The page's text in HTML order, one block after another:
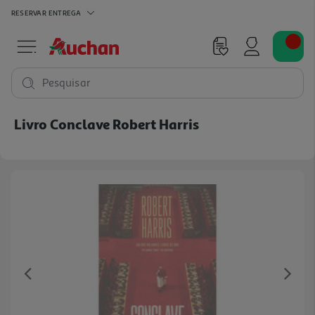
RESERVAR ENTREGA
Pesquisar
Livro Conclave Robert Harris
Previous